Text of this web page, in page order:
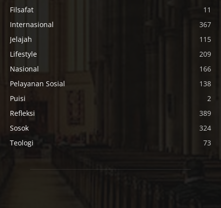
Filsafat
11
Internasional
367
Jelajah
115
Lifestyle
209
Nasional
166
Pelayanan Sosial
138
Puisi
2
Refleksi
389
Sosok
324
Teologi
73